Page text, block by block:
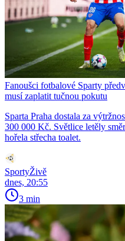
Fanoušci fotbalové Sparty
musí zaplatit tučnou pokutu
Sparta Praha dostala za
300 000 Kč. Světlice letěly
hořela střecha toalet.
SportyŽivě
dnes, 20:55
3 min